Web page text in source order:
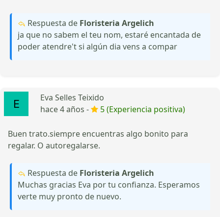
Respuesta de Floristeria Argelich
ja que no sabem el teu nom, estaré encantada de
poder atendre't si algún dia vens a compar
Eva Selles Teixido
hace 4 años -
5 (Experiencia positiva)
Buen trato.siempre encuentras algo bonito para
regalar. O autoregalarse.
Respuesta de Floristeria Argelich
Muchas gracias Eva por tu confianza. Esperamos
verte muy pronto de nuevo.